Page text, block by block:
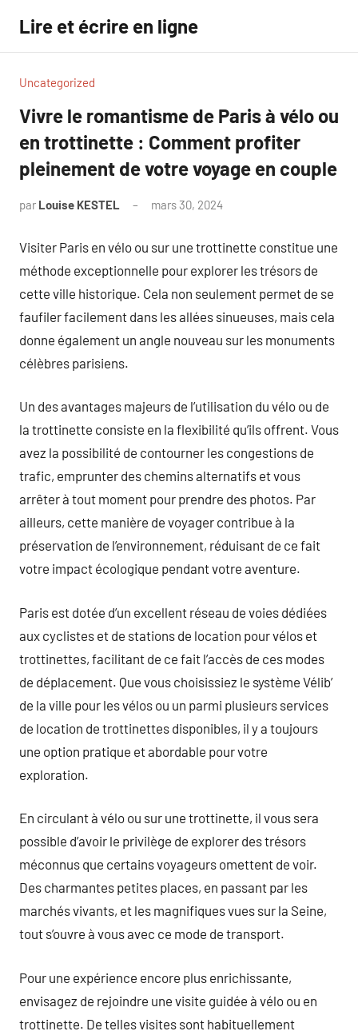
contenu
Lire et écrire en ligne
Uncategorized
Vivre le romantisme de Paris à vélo ou
en trottinette : Comment profiter
pleinement de votre voyage en couple
par Louise KESTEL mars 30, 2024
Visiter Paris en vélo ou sur une trottinette constitue une
méthode exceptionnelle pour explorer les trésors de
cette ville historique. Cela non seulement permet de se
faufiler facilement dans les allées sinueuses, mais cela
donne également un angle nouveau sur les monuments
célèbres parisiens.
Un des avantages majeurs de l’utilisation du vélo ou de
la trottinette consiste en la flexibilité qu’ils offrent. Vous
avez la possibilité de contourner les congestions de
trafic, emprunter des chemins alternatifs et vous
arrêter à tout moment pour prendre des photos. Par
ailleurs, cette manière de voyager contribue à la
préservation de l’environnement, réduisant de ce fait
votre impact écologique pendant votre aventure.
Paris est dotée d’un excellent réseau de voies dédiées
aux cyclistes et de stations de location pour vélos et
trottinettes, facilitant de ce fait l’accès de ces modes
de déplacement. Que vous choisissiez le système Vélib’
de la ville pour les vélos ou un parmi plusieurs services
de location de trottinettes disponibles, il y a toujours
une option pratique et abordable pour votre
exploration.
En circulant à vélo ou sur une trottinette, il vous sera
possible d’avoir le privilège de explorer des trésors
méconnus que certains voyageurs omettent de voir.
Des charmantes petites places, en passant par les
marchés vivants, et les magnifiques vues sur la Seine,
tout s’ouvre à vous avec ce mode de transport.
Pour une expérience encore plus enrichissante,
envisagez de rejoindre une visite guidée à vélo ou en
trottinette. De telles visites sont habituellement